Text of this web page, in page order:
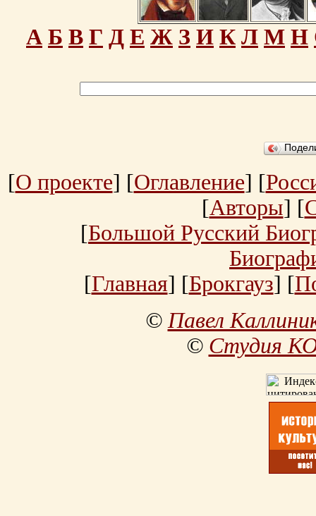
А Б В Г Д Е Ж З И К Л М Н
[О проекте] [Оглавление] [
[Авторы] [
[Большой Русский
[Главная] [Брокгауз] [
©Павел
© Студия